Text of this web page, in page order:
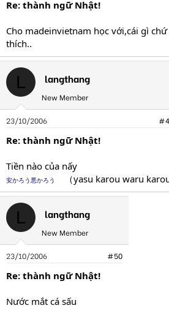
Re: thành ngữ Nhật!
Cho madeinvietnam học với,cái gì
thích..
L langthang
New Member
23/10/2006
Re: thành ngữ Nhật!
Tiền nào của nấy
安かろう悪かろう （yasu karou waru
L langthang
New Member
23/10/2006 #50
Re: thành ngữ Nhật!
Nước mắt cá sấu